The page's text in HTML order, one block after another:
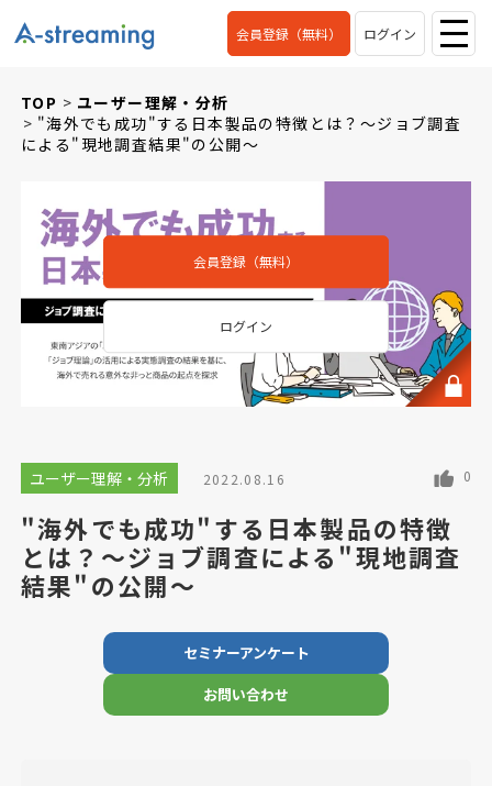
会員登録（無料） ログイン
TOP
ユーザー理解・分析
"海外でも成功"する日本製品の特徴とは？～ジョブ調査
による"現地調査結果"の公開～
会員登録（無料）
ログイン
ユーザー理解・分析 2022.08.16 0
"海外でも成功"する日本製品の特徴
とは？～ジョブ調査による"現地調査
結果"の公開～
セミナーアンケート
お問い合わせ